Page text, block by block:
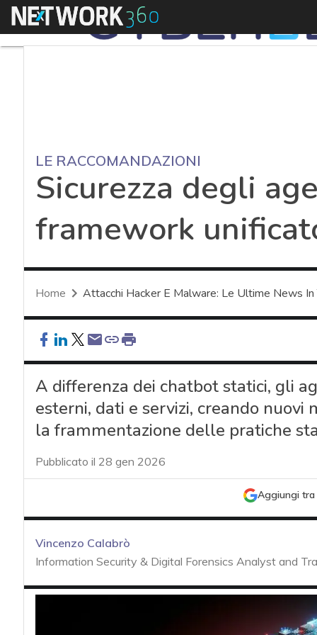
Menu
LE RACCOMANDAZIONI
Sicurezza degli
framework
Home Attacchi Hacker E Malware: Le Ultime News
A differenza dei chatbot statici, gli
esterni, dati e servizi, creando nuovi
la frammentazione delle pratiche
Pubblicato il 28 gen 2026
Aggiungi tra
Vincenzo Calabrò
Information Security & Digital Forensics Analyst and